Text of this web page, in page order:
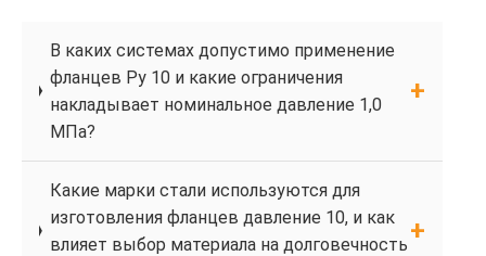
В каких системах допустимо применение
фланцев Ру 10 и какие ограничения
накладывает номинальное давление 1,0
МПа?
Какие марки стали используются для
изготовления фланцев давление 10, и как
влияет выбор материала на долговечность